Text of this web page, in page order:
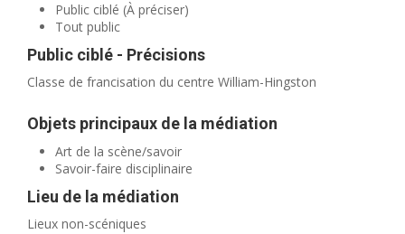
Public ciblé (À préciser)
Tout public
Public ciblé - Précisions
Classe de francisation du centre William-Hingston
Objets principaux de la médiation
Art de la scène/savoir
Savoir-faire disciplinaire
Lieu de la médiation
Lieux non-scéniques